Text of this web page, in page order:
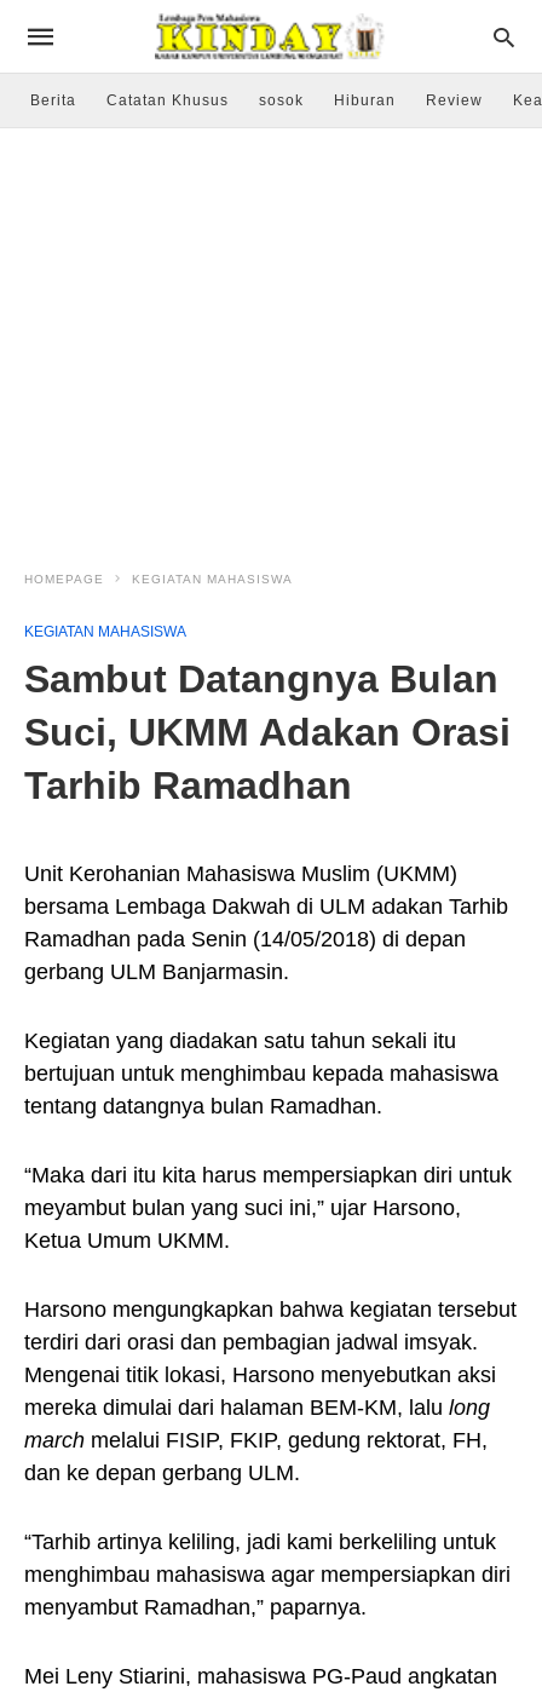
Berita Catatan Khusus sosok Hiburan Review
HOMEPAGE KEGIATAN MAHASISWA
KEGIATAN MAHASISWA
Sambut Datangnya Bulan
Suci, UKMM Adakan Orasi
Tarhib Ramadhan
Unit Kerohanian Mahasiswa Muslim (UKMM)
bersama Lembaga Dakwah di ULM adakan Tarhib
Ramadhan pada Senin (14/05/2018) di depan
gerbang ULM Banjarmasin.
Kegiatan yang diadakan satu tahun sekali itu
bertujuan untuk menghimbau kepada mahasiswa
tentang datangnya bulan Ramadhan.
“Maka dari itu kita harus mempersiapkan diri untuk
meyambut bulan yang suci ini,” ujar Harsono,
Ketua Umum UKMM.
Harsono mengungkapkan bahwa kegiatan tersebut
terdiri dari orasi dan pembagian jadwal imsyak.
Mengenai titik lokasi, Harsono menyebutkan aksi
mereka dimulai dari halaman BEM-KM, lalu long
march melalui FISIP, FKIP, gedung rektorat, FH,
dan ke depan gerbang ULM.
“Tarhib artinya keliling, jadi kami berkeliling untuk
menghimbau mahasiswa agar mempersiapkan diri
menyambut Ramadhan,” paparnya.
Mei Leny Stiarini, mahasiswa PG-Paud angkatan